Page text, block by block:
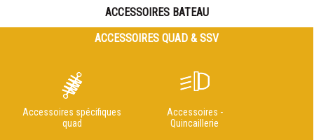
ACCESSOIRES BATEAU
ACCESSOIRES QUAD & SSV
Accessoires spécifiques
quad
Accessoires -
Quincaillerie